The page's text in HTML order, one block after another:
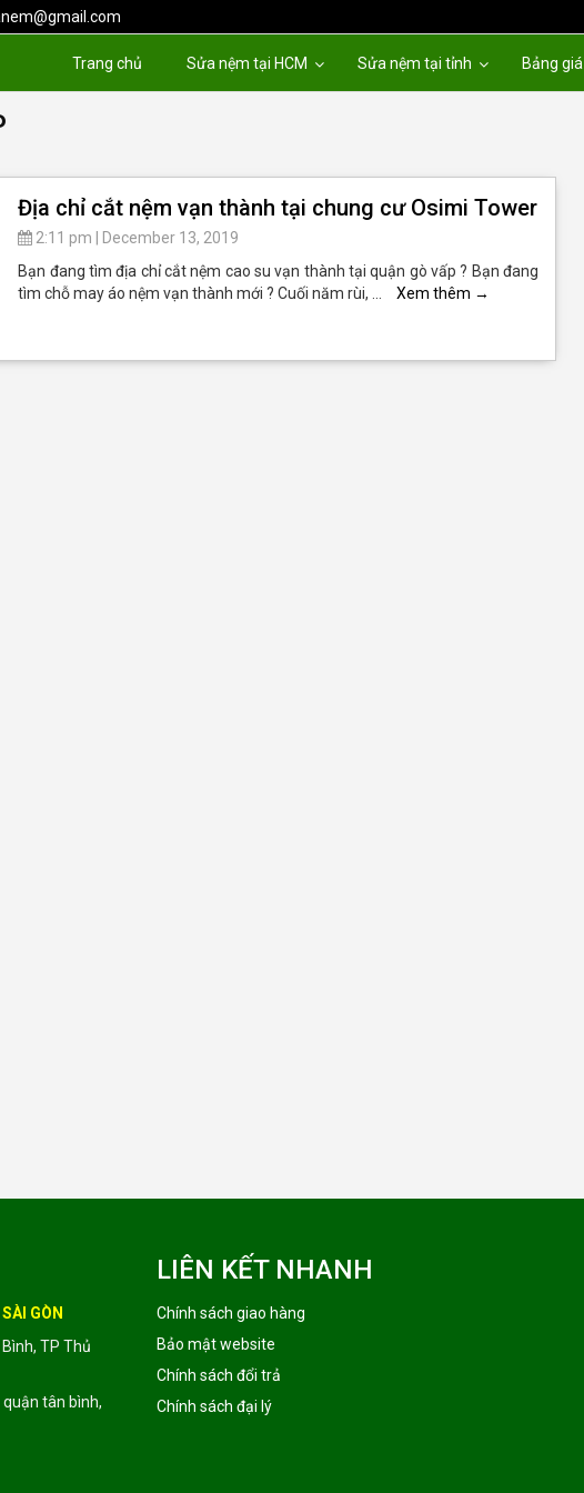
Trang chủ Sửa nệm tại HCM Sửa nệm tại tỉnh Bảng giá
Địa chỉ cắt nệm vạn thành tại chung cư Osimi Tower
2:11 pm
December 13, 2019
Bạn đang tìm địa chỉ cắt nệm cao su vạn thành tại quận gò vấp ? Bạn đang
tìm chỗ may áo nệm vạn thành mới ? Cuối năm rùi, …
Xem thêm →
GÒN
TP Thủ
quận tân bình,
LIÊN KẾT NHANH
Chính sách giao hàng
Bảo mật website
Chính sách đổi trả
Chính sách đại lý